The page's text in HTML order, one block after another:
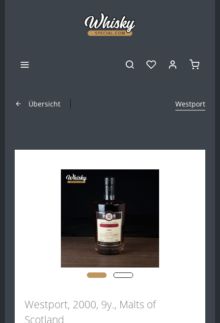
Übersicht Westport
Westport, 2000, 9y., Malts of
Scotland